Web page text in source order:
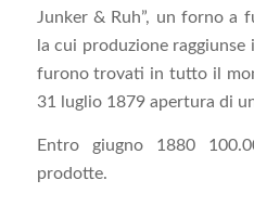
Junker & Ruh”, un forno a
la cui produzione
furono trovati in tutto il
31 luglio 1879 apertura di
Entro giugno 1880
prodotte.